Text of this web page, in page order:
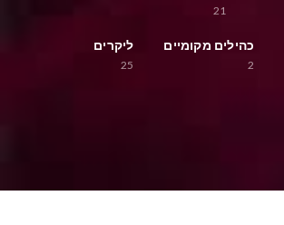
21
כהילים מקומיים
2
ליקרים
25